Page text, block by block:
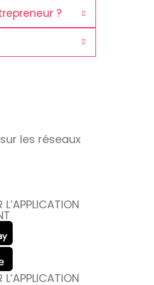
?
les réseaux
L’APPLICATION
L’APPLICATION